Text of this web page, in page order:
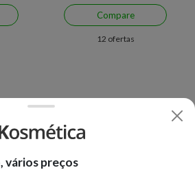
Compare
12 ofertas
vários preços